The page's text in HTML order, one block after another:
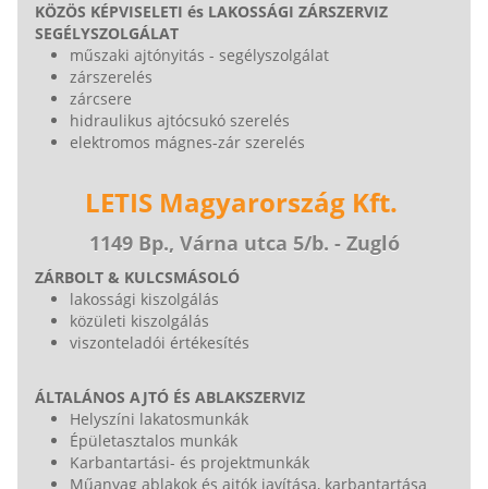
KÖZÖS KÉPVISELETI és LAKOSSÁGI ZÁRSZERVIZ
SEGÉLYSZOLGÁLAT
műszaki ajtónyitás - segélyszolgálat
zárszerelés
zárcsere
hidraulikus ajtócsukó szerelés
elektromos mágnes-zár szerelés
LETIS Magyarország Kft.
1149 Bp., Várna utca 5/b. - Zugló
ZÁRBOLT & KULCSMÁSOLÓ
lakossági kiszolgálás
közületi kiszolgálás
viszonteladói értékesítés
ÁLTALÁNOS AJTÓ ÉS ABLAKSZERVIZ
Helyszíni lakatosmunkák
Épületasztalos munkák
Karbantartási- és projektmunkák
Műanyag ablakok és ajtók javítása, karbantartása